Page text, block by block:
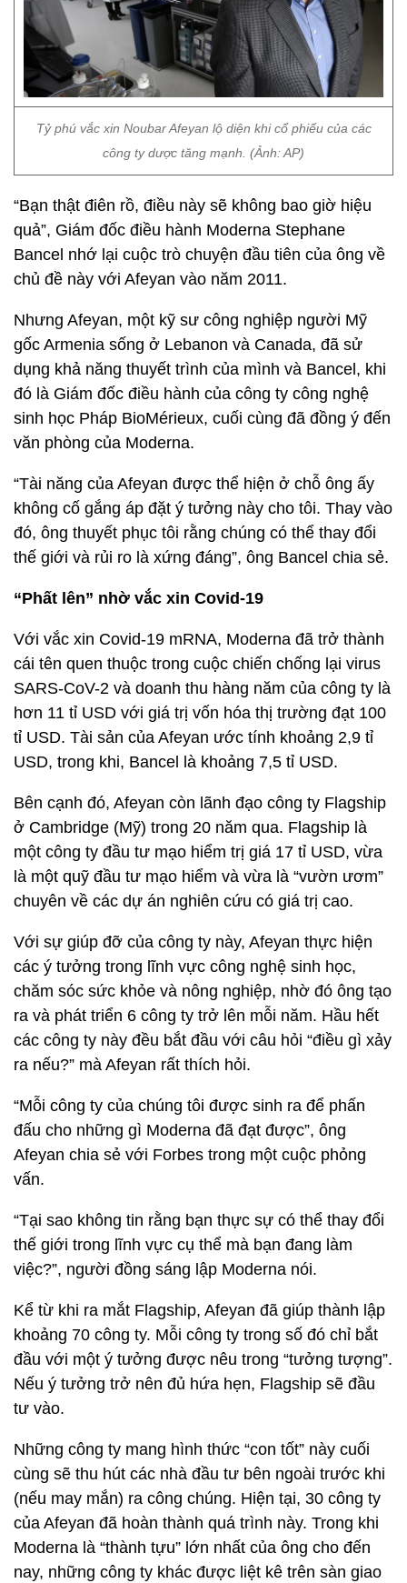
Tỷ phú vắc xin Noubar Afeyan lộ diện khi cổ phiếu của các
công ty dược tăng mạnh. (Ảnh: AP)
“Bạn thật điên rồ, điều này sẽ không bao giờ hiệu
quả”, Giám đốc điều hành Moderna Stephane
Bancel nhớ lại cuộc trò chuyện đầu tiên của ông về
chủ đề này với Afeyan vào năm 2011.
Nhưng Afeyan, một kỹ sư công nghiệp người Mỹ
gốc Armenia sống ở Lebanon và Canada, đã sử
dụng khả năng thuyết trình của mình và Bancel, khi
đó là Giám đốc điều hành của công ty công nghệ
sinh học Pháp BioMérieux, cuối cùng đã đồng ý đến
văn phòng của Moderna.
“Tài năng của Afeyan được thể hiện ở chỗ ông ấy
không cố gắng áp đặt ý tưởng này cho tôi. Thay vào
đó, ông thuyết phục tôi rằng chúng có thể thay đổi
thế giới và rủi ro là xứng đáng”, ông Bancel chia sẻ.
“Phất lên” nhờ vắc xin Covid-19
Với vắc xin Covid-19 mRNA, Moderna đã trở thành
cái tên quen thuộc trong cuộc chiến chống lại virus
SARS-CoV-2 và doanh thu hàng năm của công ty là
hơn 11 tỉ USD với giá trị vốn hóa thị trường đạt 100
tỉ USD. Tài sản của Afeyan ước tính khoảng 2,9 tỉ
USD, trong khi, Bancel là khoảng 7,5 tỉ USD.
Bên cạnh đó, Afeyan còn lãnh đạo công ty Flagship
ở Cambridge (Mỹ) trong 20 năm qua. Flagship là
một công ty đầu tư mạo hiểm trị giá 17 tỉ USD, vừa
là một quỹ đầu tư mạo hiểm và vừa là “vườn ươm”
chuyên về các dự án nghiên cứu có giá trị cao.
Với sự giúp đỡ của công ty này, Afeyan thực hiện
các ý tưởng trong lĩnh vực công nghệ sinh học,
chăm sóc sức khỏe và nông nghiệp, nhờ đó ông tạo
ra và phát triển 6 công ty trở lên mỗi năm. Hầu hết
các công ty này đều bắt đầu với câu hỏi “điều gì xảy
ra nếu?” mà Afeyan rất thích hỏi.
“Mỗi công ty của chúng tôi được sinh ra để phấn
đấu cho những gì Moderna đã đạt được”, ông
Afeyan chia sẻ với Forbes trong một cuộc phỏng
vấn.
“Tại sao không tin rằng bạn thực sự có thể thay đổi
thế giới trong lĩnh vực cụ thể mà bạn đang làm
việc?”, người đồng sáng lập Moderna nói.
Kể từ khi ra mắt Flagship, Afeyan đã giúp thành lập
khoảng 70 công ty. Mỗi công ty trong số đó chỉ bắt
đầu với một ý tưởng được nêu trong “tưởng tượng”.
Nếu ý tưởng trở nên đủ hứa hẹn, Flagship sẽ đầu
tư vào.
Những công ty mang hình thức “con tốt” này cuối
cùng sẽ thu hút các nhà đầu tư bên ngoài trước khi
(nếu may mắn) ra công chúng. Hiện tại, 30 công ty
của Afeyan đã hoàn thành quá trình này. Trong khi
Moderna là “thành tựu” lớn nhất của ông cho đến
nay, những công ty khác được liệt kê trên sàn giao